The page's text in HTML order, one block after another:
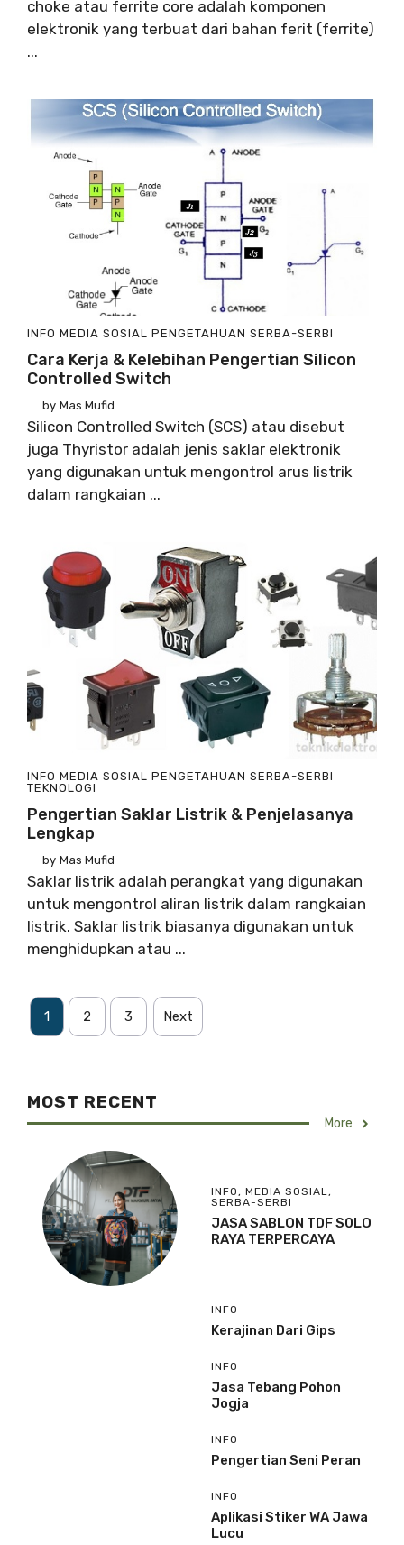
choke atau ferrite core adalah komponen
elektronik yang terbuat dari bahan ferit (ferrite)
...
INFO MEDIA SOSIAL PENGETAHUAN SERBA-SERBI
Cara Kerja & Kelebihan Pengertian Silicon
Controlled Switch
by Mas Mufid
Silicon Controlled Switch (SCS) atau disebut
juga Thyristor adalah jenis saklar elektronik
yang digunakan untuk mengontrol arus listrik
dalam rangkaian ...
INFO MEDIA SOSIAL PENGETAHUAN SERBA-SERBI
TEKNOLOGI
Pengertian Saklar Listrik & Penjelasanya
Lengkap
by Mas Mufid
Saklar listrik adalah perangkat yang digunakan
untuk mengontrol aliran listrik dalam rangkaian
listrik. Saklar listrik biasanya digunakan untuk
menghidupkan atau ...
1 2 3 Next
MOST RECENT
More
INFO , MEDIA SOSIAL ,
SERBA-SERBI
JASA SABLON TDF S0LO
RAYA TERPERCAYA
INFO
Kerajinan Dari Gips
INFO
Jasa Tebang Pohon
Jogja
INFO
Pengertian Seni Peran
INFO
Aplikasi Stiker WA Jawa
Lucu